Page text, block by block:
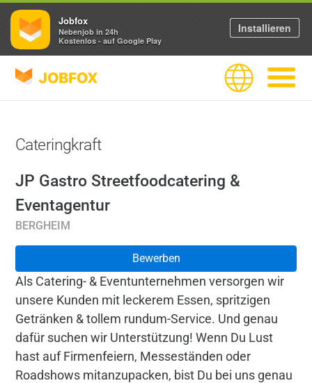
JOBFOX Sprache
Cateringkraft
JP Gastro Streetfoodcatering &
Eventagentur
BERGHEIM
Bewerben
Als Catering- & Eventunternehmen versorgen wir
unsere Kunden mit leckerem Essen, spritzigen
Getränken & tollem rundum-Service. Und genau
dafür suchen wir Unterstützung! Wenn Du Lust
hast auf Firmenfeiern, Messeständen oder
Roadshows mitanzupacken, bist Du bei uns genau
Jobfox
Nebenjob in 24h
Kostenlos - auf Google Play
Installieren